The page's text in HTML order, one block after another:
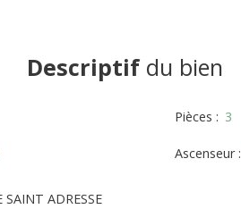
Descriptifdu bien
Pièces : 3
Ascenseur:
ADRESSE